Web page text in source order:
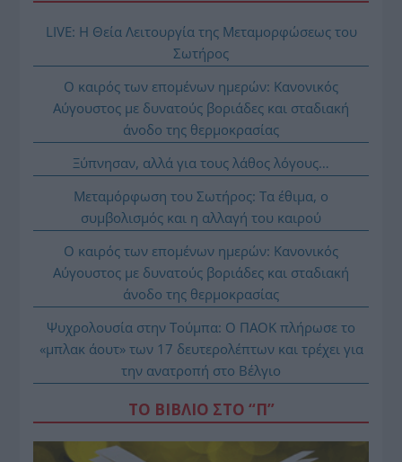
LIVE: Η Θεία Λειτουργία της Μεταμορφώσεως του
Σωτήρος
Ο καιρός των επομένων ημερών: Κανονικός
Αύγουστος με δυνατούς βοριάδες και σταδιακή
άνοδο της θερμοκρασίας
Ξύπνησαν, αλλά για τους λάθος λόγους…
Μεταμόρφωση του Σωτήρος: Τα έθιμα, ο
συμβολισμός και η αλλαγή του καιρού
Ο καιρός των επομένων ημερών: Κανονικός
Αύγουστος με δυνατούς βοριάδες και σταδιακή
άνοδο της θερμοκρασίας
Ψυχρολουσία στην Τούμπα: Ο ΠΑΟΚ πλήρωσε το
«μπλακ άουτ» των 17 δευτερολέπτων και τρέχει για
την ανατροπή στο Βέλγιο
ΤΟ ΒΙΒΛΙΟ ΣΤΟ “Π”